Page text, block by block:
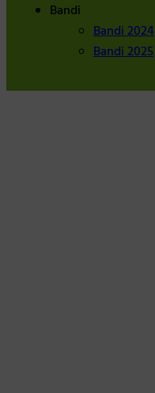
Bandi
Bandi 2024
Bandi 2025